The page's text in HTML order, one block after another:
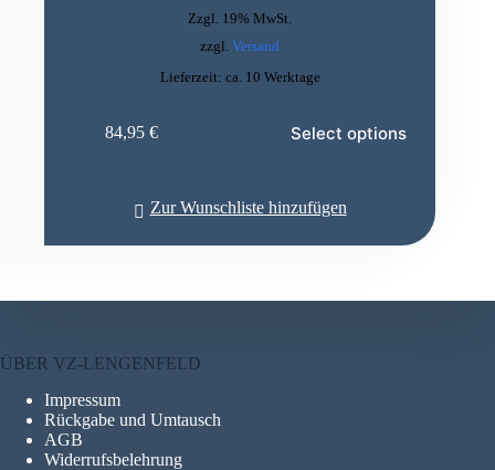
Zzgl. 19% MwSt.
zzgl.Versand
Lieferzeit: ca. 10 Werktage
84,95 € Select options
Zur Wunschliste hinzufügen
ÜBER VZ-LENGENFELD
Impressum
Rückgabe und Umtausch
AGB
Widerrufsbelehrung